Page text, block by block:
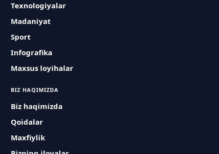
Texnologiyalar
Madaniyat
Sport
Infografika
Maxsus loyihalar
BIZ HAQIMIZDA
Biz haqimizda
Qoidalar
Maxfiylik